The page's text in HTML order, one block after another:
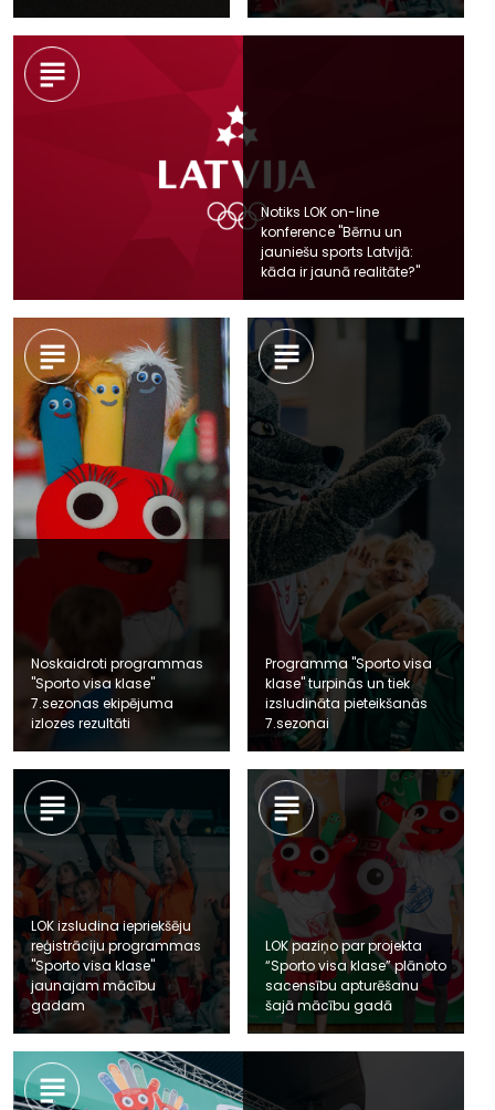
Notiks LOK on-line
konference "Bērnu un
jauniešu sports Latvijā:
kāda ir jaunā realitāte?"
Noskaidroti programmas
"Sporto visa klase"
7.sezonas ekipējuma
izlozes rezultāti
Programma "Sporto visa
klase" turpinās un tiek
izsludināta pieteikšanās
7.sezonai
LOK izsludina iepriekšēju
reģistrāciju programmas
"Sporto visa klase"
jaunajam mācību
gadam
LOK paziņo par projekta
“Sporto visa klase” plānoto
sacensību apturēšanu
šajā mācību gadā